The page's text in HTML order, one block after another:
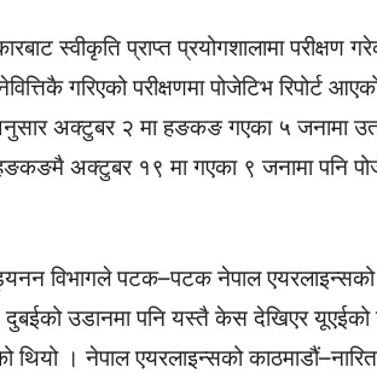
स्वीकृति प्राप्त प्रयोगशालामा परीक्षण
गरिएको परीक्षणमा पोजेटिभ रिपोर्ट
अक्टुबर २ मा हङकङ गएका ५ जनामा उता
अक्टुबर १९ मा गएका ९ जनामा पनि
विभागले पटक–पटक नेपाल एयरलाइन्सको
दुबईको उडानमा पनि यस्तै केस देखिएर
थियो । नेपाल एयरलाइन्सको